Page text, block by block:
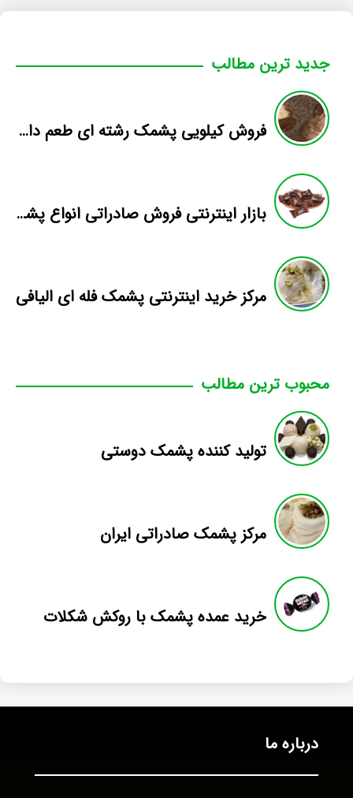
جدید ترین مطالب
فروش کیلویی پشمک رشته ای طعم دار میوه
بازار اینترنتی فروش صادراتی انواع پشمک الیافی/شکلاتی
مرکز خرید اینترنتی پشمک فله ای الیافی
محبوب ترین مطالب
تولید کننده پشمک دوستی
مرکز پشمک صادراتی ایران
خرید عمده پشمک با روکش شکلات
درباره ما